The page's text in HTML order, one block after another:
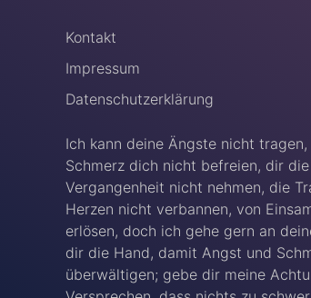
Kontakt
Impressum
Datenschutzerklärung
Ich kann deine Ängste nicht
Schmerz dich nicht befreien, dir
Vergangenheit nicht nehmen, die
Herzen nicht verbannen, von
erlösen, doch ich gehe gern an
dir die Hand, damit Angst und
überwältigen; gebe dir meine